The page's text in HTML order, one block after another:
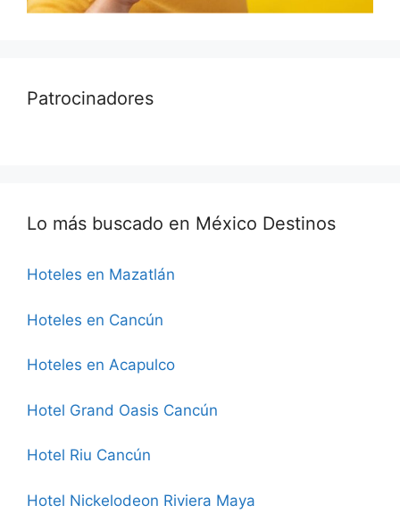
Patrocinadores
Lo más buscado en México Destinos
Hoteles en Mazatlán
Hoteles en Cancún
Hoteles en Acapulco
Hotel Grand Oasis Cancún
Hotel Riu Cancún
Hotel Nickelodeon Riviera Maya